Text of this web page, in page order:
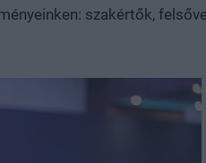
szakértők,